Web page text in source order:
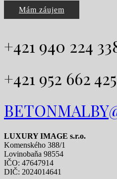
Mám záujem
+421 940 224
+421 952 662 425
LUXURY IMAGE s.r.o.
Komenského 388/1
Lovinobaňa 98554
IČO: 47647914
DIČ: 2024014641